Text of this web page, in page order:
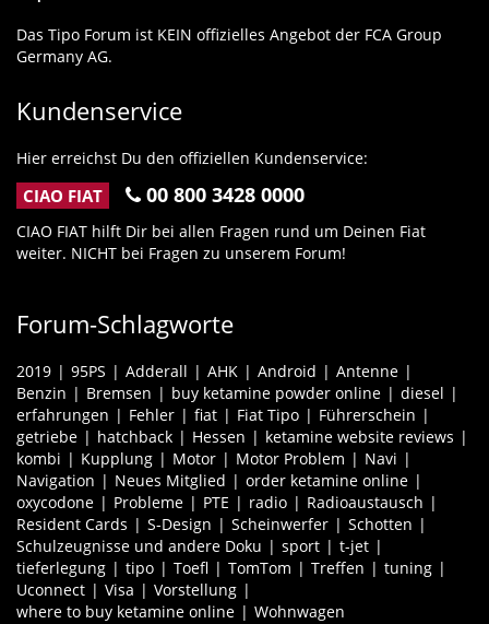
Das Tipo Forum ist KEIN offizielles Angebot der FCA Group
Germany AG.
Kundenservice
Hier erreichst Du den offiziellen Kundenservice:
CIAO FIAT 00 800 3428 0000
CIAO FIAT hilft Dir bei allen Fragen rund um Deinen Fiat
weiter. NICHT bei Fragen zu unserem Forum!
Forum-Schlagworte
2019 95PS Adderall AHK Android
Antenne
Benzin
Bremsen buy ketamine powder online
diesel
erfahrungen
Fehler fiat Fiat Tipo
Führerschein
getriebe
hatchback Hessen
ketamine website reviews
kombi
Kupplung Motor Motor Problem
Navi
Navigation
Neues Mitglied
order ketamine online
oxycodone
Probleme PTE radio
Radioaustausch
Resident Cards
S-Design Scheinwerfer
Schotten
Schulzeugnisse und andere Doku
sport
t-jet
tieferlegung
tipo Toefl TomTom Treffen
tuning
Uconnect
Visa
Vorstellung
where to buy ketamine online
Wohnwagen